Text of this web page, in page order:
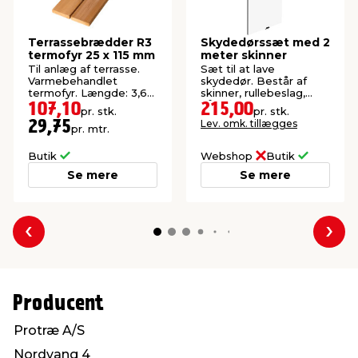
Terrassebrædder R3
termofyr 25 x 115 mm
Til anlæg af terrasse.
Varmebehandlet
termofyr. Længde: 3,6
meter.
107,10pr. stk.
29,75pr. mtr.
Butik
Se mere
Skydedørssæt med 2
meter skinner
Sæt til at lave
skydedør. Består af
skinner, rullebeslag,
håndtag og styr til gulv.
215,00pr. stk.
Lev. omk. tillægges
Webshop Butik
Se mere
Forrige
Producent
Protræ A/S
Nordvang 4